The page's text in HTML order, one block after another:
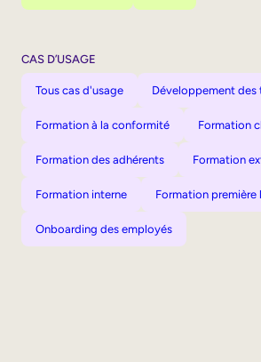
CAS D’USAGE
Tous cas d'usage Développement des
Formation à la conformité Formation
Formation des adhérents Formation
Formation interne Formation première
Onboarding des employés